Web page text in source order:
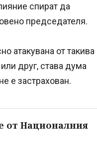
спират да
председателя.
атакувана от такива
друг, става дума
е застрахован.
от Националния